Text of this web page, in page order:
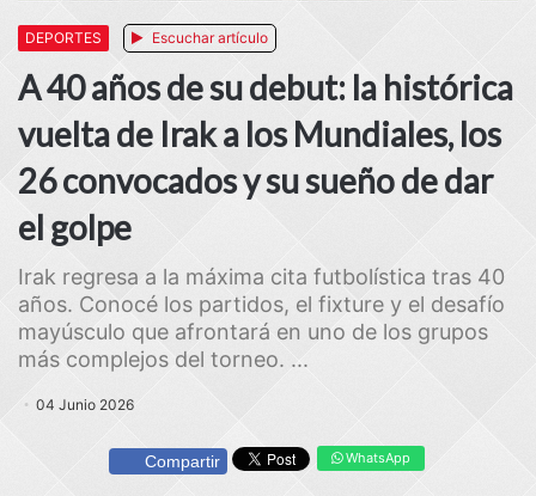
DEPORTES Escuchar artículo
A 40 años de su debut: la histórica
vuelta de Irak a los Mundiales, los
26 convocados y su sueño de dar
el golpe
Irak regresa a la máxima cita futbolística tras 40
años. Conocé los partidos, el fixture y el desafío
mayúsculo que afrontará en uno de los grupos
más complejos del torneo. ...
04 Junio 2026
Compartir WhatsApp